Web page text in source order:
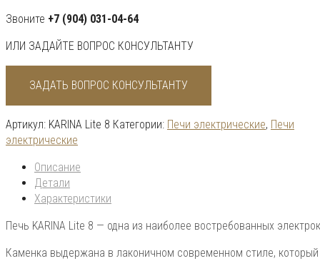
Звоните +7 (904) 031-04-64
ИЛИ ЗАДАЙТЕ ВОПРОС КОНСУЛЬТАНТУ
ЗАДАТЬ ВОПРОС КОНСУЛЬТАНТУ
Артикул: KARINA Lite 8 Категории: Печи электрические, Печи
электрические
Описание
Детали
Характеристики
Печь KARINA Lite 8 — одна из наиболее востребованных
Каменка выдержана в лаконичном современном стиле,